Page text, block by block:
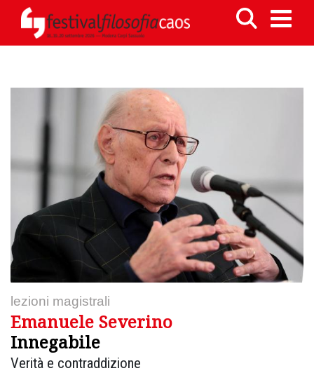
lezioni magistrali
Emanuele Severino
Innegabile
Verità e contraddizione